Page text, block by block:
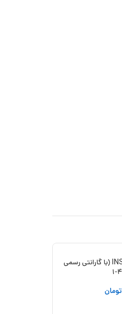
شابلون مته 118 درجه INSIZE (با گارانتی رسمی
تومان